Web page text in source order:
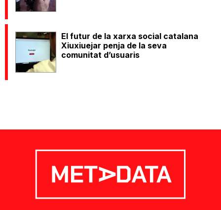
El futur de la xarxa social catalana
Xiuxiuejar penja de la seva
comunitat d’usuaris